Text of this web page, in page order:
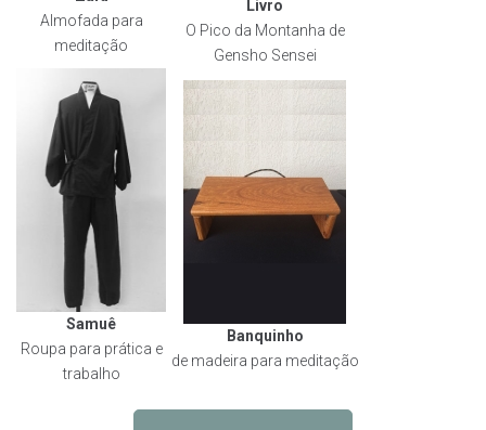
Almofada para
meditação
Livro
O Pico da Montanha de
Gensho Sensei
Samuê
Roupa para prática e
trabalho
Banquinho
de madeira para meditação